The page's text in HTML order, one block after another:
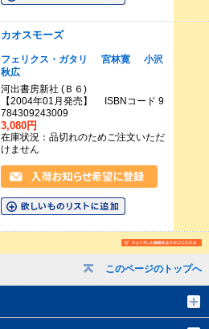
このページのトップへ
カオスモーズ
フェリクス・ガタリ 宮林寛
小沢
秋広
河出書房新社 (Ｂ６)
【2004年01月発売】 ISBNコード 9
784309243009
3,080円
在庫状況：品切れのためご注文いただ
けません